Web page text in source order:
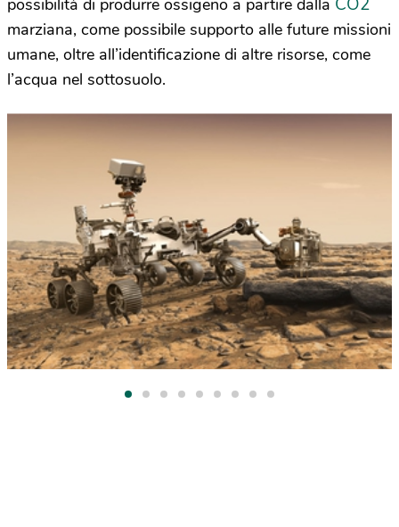
possibilità di produrre ossigeno a partire dalla CO2
marziana, come possibile supporto alle future missioni
umane, oltre all’identificazione di altre risorse, come
l’acqua nel sottosuolo.